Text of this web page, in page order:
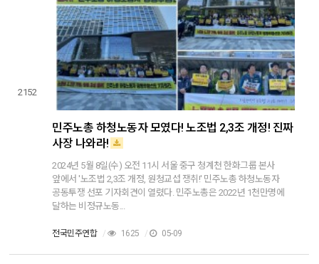
2152
민주노총 하청노동자 모였다! 노조법 2,3조 개정! 진짜
사장 나와라!
2024년 5월 8일(수) 오전 11시 서울 중구 청계천 한화그룹 본사
앞에서 '노조법 2,3조 개정, 원청교섭 쟁취!' 민주노총 하청노동자
공동투쟁 선포 기자회견이 열렸다. 민주노총은 2022년 1천만명에
달하는 비정규노동...
전국민주연합 / 1625 / 05-09